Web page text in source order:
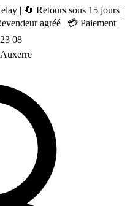
| 🔄 Retours sous 15 jours |
agréé | 💳 Paiement
08